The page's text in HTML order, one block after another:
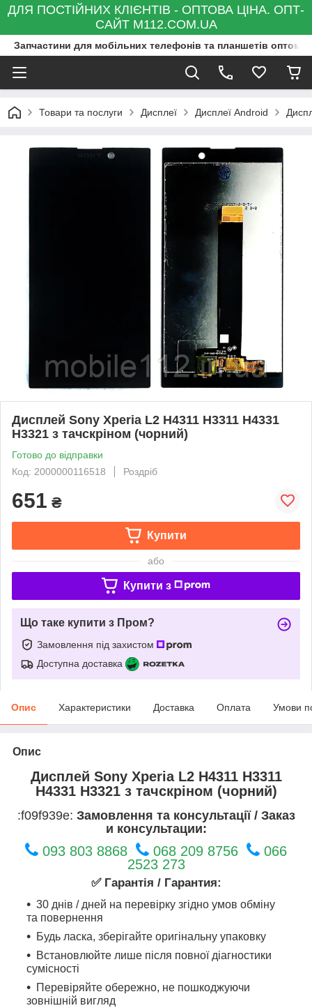
ДЛЯ ПОСТІЙНИХ КЛІЄНТІВ - ОПТОВА ЦІНА. ОПТ-
САЙТ M112.COM.UA
Запчастини для мобільних телефонів та планшетів оптом
Товари та послуги Дисплеї Дисплеї Android
Дисплей Sony Xperia L2 H4311 H3311 H4331
H3321 з тачскріном (чорний)
Готово до відправки
Код: 2000000116518
Роздріб
651 ₴
Купити
або
Купити з
Що таке купити з Пром?
Замовлення під захистом
Доступна доставка
Опис Характеристики Доставка Оплата Умови
Опис
Дисплей Sony Xperia L2 H4311 H3311
H4331 H3321 з тачскріном (чорний)
:f09f939e: Замовлення та консультації / Заказ
и консультации:
093 803 8868 068 209 8756
066
2523 273
✅ Гарантія / Гарантия:
30 днів / дней на перевірку згідно умов обміну
та повернення
Будь ласка, зберігайте оригінальну упаковку
Встановлюйте лише після повної діагностики
сумісності
Перевіряйте обережно, не пошкоджуючи
зовнішній вигляд